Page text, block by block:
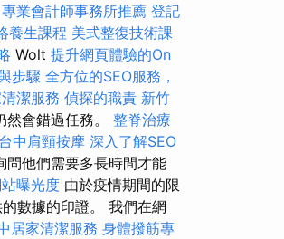
專業會計師事務所推薦 登記
養生課程 美式整復技術課
Wolt 提升網頁體驗的On
步驟 全方位的SEO服務，
潔服務 偵探的職責 新竹
會錯過任務。 整脊治療
台中肩頸按摩 深入了解SEO
問他們需要多長時間才能
曝光度 由於疫情期間的限
數據的印證。 我們在網
居家清潔服務 身體撥筋專